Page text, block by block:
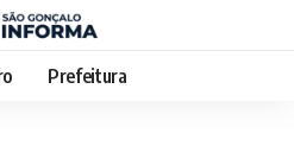
Prefeitura